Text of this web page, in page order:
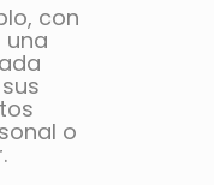
con
una
o